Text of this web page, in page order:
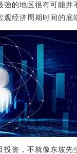
強的地区很有可能并
观经济周期时间的底
投资，不就像东坡先